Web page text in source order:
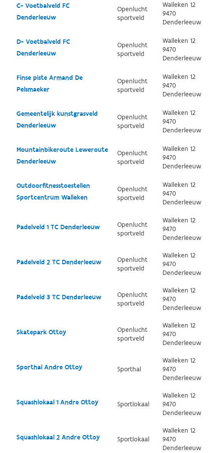
C- Voetbalveld FC
Denderleeuw
Openlucht
sportveld
Walleken 12
9470
Denderleeuw
D- Voetbalveld FC
Denderleeuw
Openlucht
sportveld
Walleken 12
9470
Denderleeuw
Finse piste Armand De
Pelsmaeker
Openlucht
sportveld
Walleken 12
9470
Denderleeuw
Gemeentelijk kunstgrasveld
Denderleeuw
Openlucht
sportveld
Walleken 12
9470
Denderleeuw
Mountainbikeroute Leweroute
Denderleeuw
Openlucht
sportveld
Walleken 12
9470
Denderleeuw
Outdoorfitnesstoestellen
Sportcentrum Walleken
Openlucht
sportveld
Walleken 12
9470
Denderleeuw
Padelveld 1 TC Denderleeuw
Openlucht
sportveld
Walleken 12
9470
Denderleeuw
Padelveld 2 TC Denderleeuw
Openlucht
sportveld
Walleken 12
9470
Denderleeuw
Padelveld 3 TC Denderleeuw
Openlucht
sportveld
Walleken 12
9470
Denderleeuw
Skatepark Ottoy
Openlucht
sportveld
Walleken 12
9470
Denderleeuw
Sporthal Andre Ottoy Sporthal
Walleken 12
9470
Denderleeuw
Squashlokaal 1 Andre Ottoy Sportlokaal
Walleken 12
9470
Denderleeuw
Squashlokaal 2 Andre Ottoy Sportlokaal
Walleken 12
9470
Denderleeuw